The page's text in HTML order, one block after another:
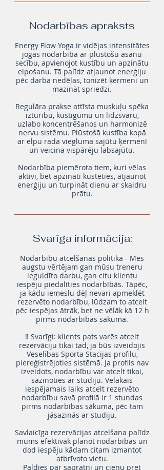
Nodarbības apraksts
Energy Flow Yoga ir vidējas intensitātes
jogas nodarbība ar plūstošu asanu
secību, apvienojot kustību un apzinātu
elpošanu. Tā palīdz atjaunot enerģiju
pēc darba nedēļas, tonizēt ķermeni un
mazināt spriedzi.
Regulāra prakse attīsta muskuļu spēka
izturību, kustīgumu un līdzsvaru,
uzlabo koncentrēšanos un harmonizē
nervu sistēmu. Plūstošā kustība kopā
ar elpu rada viegluma sajūtu ķermenī
un veicina vispārēju labsajūtu.
Nodarbība piemērota tiem, kuri vēlas
aktīvi, bet apzināti kustēties, atjaunot
enerģiju un turpināt dienu ar skaidru
prātu.
Svarīga informācija:
Nodarbību atcelšanas politika - Mēs
augstu vērtējam gan mūsu treneru
ieguldīto darbu, gan citu klientu
iespēju piedalīties nodarbībās. Tāpēc,
ja kādu iemeslu dēļ nevari apmeklēt
rezervēto nodarbību, lūdzam to atcelt
pēc iespējas ātrāk, bet ne vēlāk kā 12 h
pirms nodarbības sākuma.
‼️ Svarīgi: klients pats varēs atcelt
rezervāciju tikai tad, ja būs izveidojis
Veselības Sporta Stacijas profilu,
piereģistrējoties sistēmā. Ja profils nav
izveidots, nodarbību var atcelt tikai,
sazinoties ar studiju. Vēlākais
iespējamais laiks atcelt rezervēto
nodarbību savā profilā ir 1 stundas
pirms nodarbības sākuma, pēc tam
jāsazinās ar studiju.
Savlaicīga rezervācijas atcelšana palīdz
mums efektīvāk plānot nodarbības un
dod iespēju kādam citam izmantot
atbrīvoto vietu.
Paldies par sapratni un cieņu pret